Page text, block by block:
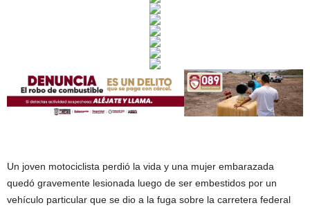
Un joven motociclista perdió la vida y una mujer embarazada
quedó gravemente lesionada luego de ser embestidos por un
vehículo particular que se dio a la fuga sobre la carretera federal